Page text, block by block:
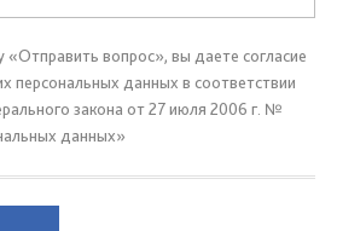
«Отправить вопрос», вы даете согласие
персональных данных в соответствии
закона от 27 июля 2006 г. №
данных»